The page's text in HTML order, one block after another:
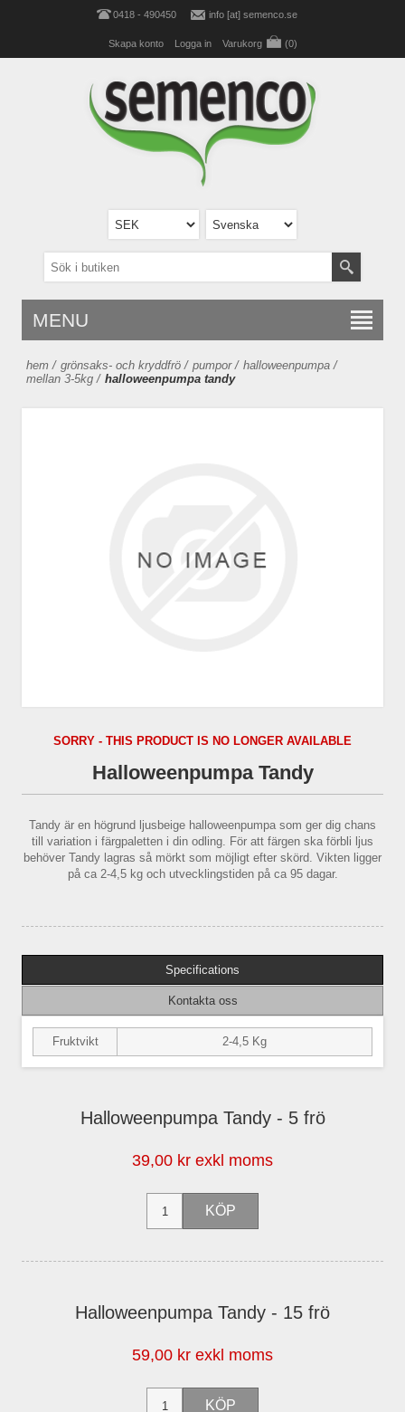
0418 - 490450 info [at] semenco.se
Skapa konto Logga in Varukorg (0)
MENU
hem / grönsaks- och kryddfrö / pumpor / halloweenpumpa /
mellan 3-5kg / halloweenpumpa tandy
SORRY - THIS PRODUCT IS NO LONGER AVAILABLE
Halloweenpumpa Tandy
Tandy är en högrund ljusbeige halloweenpumpa som ger dig chans
till variation i färgpaletten i din odling. För att färgen ska förbli ljus
behöver Tandy lagras så mörkt som möjligt efter skörd. Vikten ligger
på ca 2-4,5 kg och utvecklingstiden på ca 95 dagar.
Specifications
Kontakta oss
Fruktvikt 2-4,5 Kg
Halloweenpumpa Tandy - 5 frö
39,00 kr exkl moms
Halloweenpumpa Tandy - 15 frö
59,00 kr exkl moms